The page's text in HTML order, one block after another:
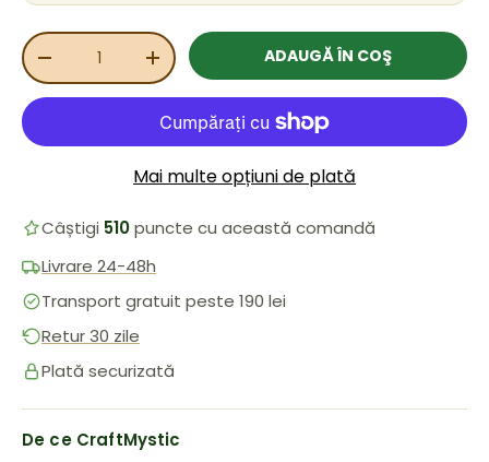
Cant.
REDUCEȚI CANTITATEAMĂRIȚI CANTITATEAADAUGĂ ÎN COŞ
Mai multe opțiuni de plată
Câștigi 510puncte cu această comandă
Livrare 24-48h
Transport gratuit peste 190 lei
Retur 30 zile
Plată securizată
De ce CraftMystic